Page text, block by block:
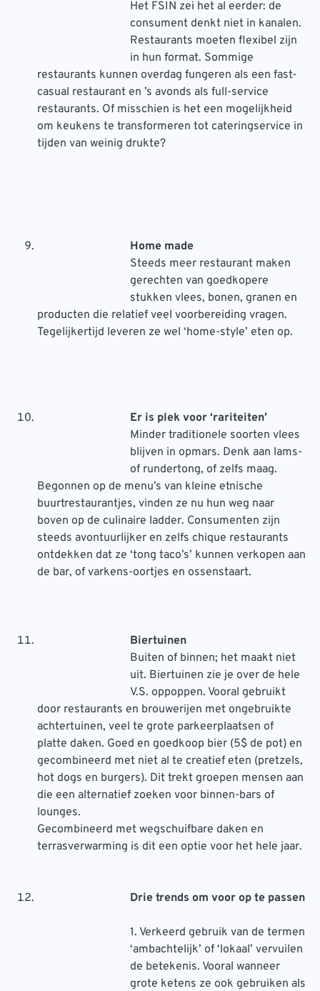
Het FSIN zei het al eerder: de
consument denkt niet in kanalen.
Restaurants moeten flexibel zijn
in hun format. Sommige
restaurants kunnen overdag fungeren als een fast-
casual restaurant en ’s avonds als full-service
restaurants. Of misschien is het een mogelijkheid
om keukens te transformeren tot cateringservice in
tijden van weinig drukte?
Home made
Steeds meer restaurant maken
gerechten van goedkopere
stukken vlees, bonen, granen en
producten die relatief veel voorbereiding vragen.
Tegelijkertijd leveren ze wel ‘home-style’ eten op.
Er is plek voor ‘rariteiten’
Minder traditionele soorten vlees
blijven in opmars. Denk aan lams-
of rundertong, of zelfs maag.
Begonnen op de menu’s van kleine etnische
buurtrestaurantjes, vinden ze nu hun weg naar
boven op de culinaire ladder. Consumenten zijn
steeds avontuurlijker en zelfs chique restaurants
ontdekken dat ze ‘tong taco’s’ kunnen verkopen aan
de bar, of varkens-oortjes en ossenstaart.
Biertuinen
Buiten of binnen; het maakt niet
uit. Biertuinen zie je over de hele
V.S. oppoppen. Vooral gebruikt
door restaurants en brouwerijen met ongebruikte
achtertuinen, veel te grote parkeerplaatsen of
platte daken. Goed en goedkoop bier (5$ de pot) en
gecombineerd met niet al te creatief eten (pretzels,
hot dogs en burgers). Dit trekt groepen mensen aan
die een alternatief zoeken voor binnen-bars of
lounges.
Gecombineerd met wegschuifbare daken en
terrasverwarming is dit een optie voor het hele jaar.
Drie trends om voor op te passen
1. Verkeerd gebruik van de termen
‘ambachtelijk’ of ‘lokaal’ vervuilen
de betekenis. Vooral wanneer
grote ketens ze ook gebruiken als